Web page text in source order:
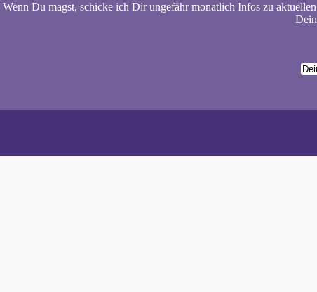
Wenn Du magst, schicke ich Dir ungefähr monatlich Infos zu